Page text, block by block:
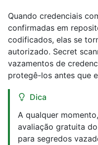
Quando credenciais
confirmadas em
codificados, elas se
autorizado. Secret
vazamentos de
protegê-los antes que
Dica
A qualquer
avaliação gratuita
para segredos